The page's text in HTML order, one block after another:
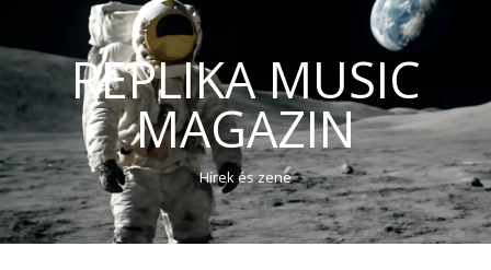
REPLIKA MUSIC
MAGAZIN
Hírek és zene